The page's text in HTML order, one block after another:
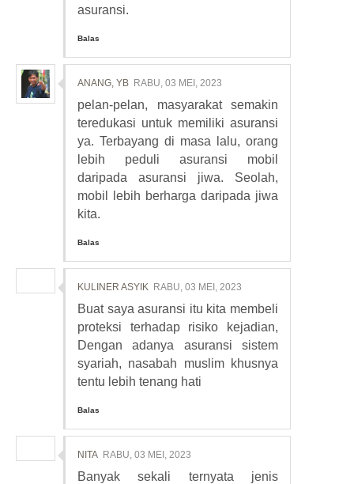
asuransi.
Balas
ANANG, YB RABU, 03 MEI, 2023
pelan-pelan, masyarakat semakin
teredukasi untuk memiliki asuransi
ya. Terbayang di masa lalu, orang
lebih peduli asuransi mobil
daripada asuransi jiwa. Seolah,
mobil lebih berharga daripada jiwa
kita.
Balas
KULINER ASYIK RABU, 03 MEI, 2023
Buat saya asuransi itu kita membeli
proteksi terhadap risiko kejadian,
Dengan adanya asuransi sistem
syariah, nasabah muslim khusnya
tentu lebih tenang hati
Balas
NITA RABU, 03 MEI, 2023
Banyak sekali ternyata jenis